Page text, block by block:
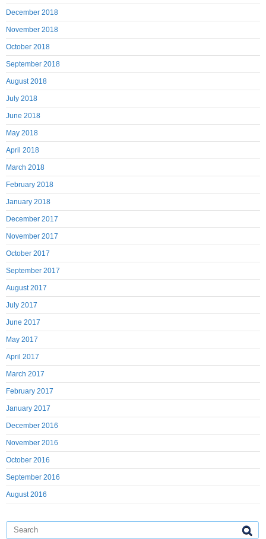
December 2018
November 2018
October 2018
September 2018
August 2018
July 2018
June 2018
May 2018
April 2018
March 2018
February 2018
January 2018
December 2017
November 2017
October 2017
September 2017
August 2017
July 2017
June 2017
May 2017
April 2017
March 2017
February 2017
January 2017
December 2016
November 2016
October 2016
September 2016
August 2016